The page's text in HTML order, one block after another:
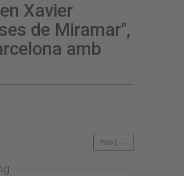
Xavier
de Miramar",
amb
Next →